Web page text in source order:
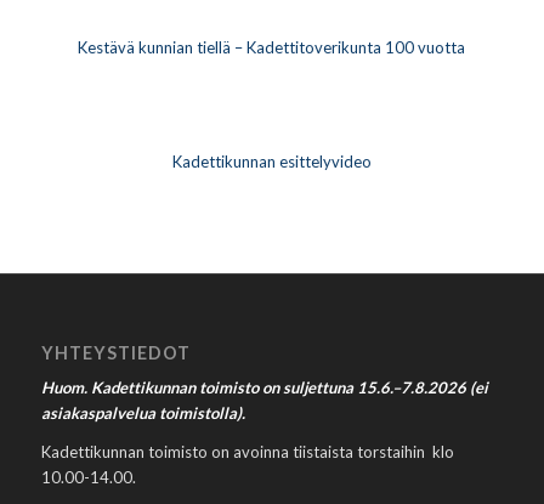
Kestävä kunnian tiellä – Kadettitoverikunta 100 vuotta
Kadettikunnan esittelyvideo
YHTEYSTIEDOT
Huom. Kadettikunnan toimisto on suljettuna 15.6.–7.8.2026 (ei
asiakaspalvelua toimistolla).
Kadettikunnan toimisto on avoinna tiistaista torstaihin klo
10.00-14.00.